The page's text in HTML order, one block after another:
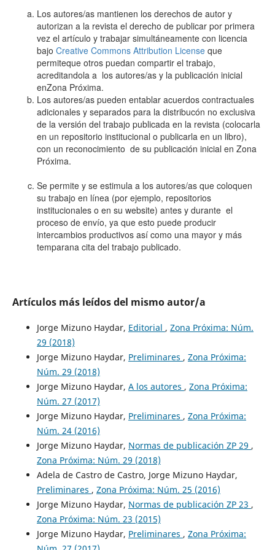
Los autores/as mantienen los derechos de autor y
autorizan a la revista el derecho de publicar por primera
vez el artículo y trabajar simultáneamente con licencia
bajo Creative Commons Attribution Licenseque
permiteque otros puedan compartir el trabajo,
acreditandola a los autores/as y la publicación inicial
enZona Próxima.
Los autores/as pueden entablar acuerdos contractuales
adicionales y separados para la distribucón no exclusiva
de la versión del trabajo publicada en la revista (colocarla
en un repositorio institucional o publicarla en un libro),
con un reconocimiento de su publicación inicial en Zona
Próxima.
Se permite y se estimula a los autores/as que coloquen
su trabajo en línea (por ejemplo, repositorios
institucionales o en su website) antes y durante el
proceso de envío, ya que esto puede producir
intercambios productivos así como una mayor y más
temparana cita del trabajo publicado.
Artículos más leídos del mismo autor/a
Jorge Mizuno Haydar, Editorial , Zona Próxima: Núm.
29 (2018)
Jorge Mizuno Haydar, Preliminares , Zona Próxima:
Núm. 29 (2018)
Jorge Mizuno Haydar, A los autores , Zona Próxima:
Núm. 27 (2017)
Jorge Mizuno Haydar, Preliminares , Zona Próxima:
Núm. 24 (2016)
Jorge Mizuno Haydar, Normas de publicación ZP 29 ,
Zona Próxima: Núm. 29 (2018)
Adela de Castro de Castro, Jorge Mizuno Haydar,
Preliminares , Zona Próxima: Núm. 25 (2016)
Jorge Mizuno Haydar, Normas de publicación ZP 23 ,
Zona Próxima: Núm. 23 (2015)
Jorge Mizuno Haydar, Preliminares , Zona Próxima: